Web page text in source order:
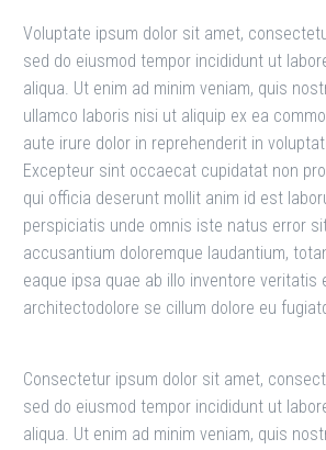
Voluptate ipsum dolor sit amet,
sed do eiusmod tempor incididunt ut
aliqua. Ut enim ad minim veniam, quis
ullamco laboris nisi ut aliquip ex ea
aute irure dolor in reprehenderit in
Excepteur sint occaecat cupidatat non
qui officia deserunt mollit anim id est
perspiciatis unde omnis iste natus error
accusantium doloremque laudantium,
eaque ipsa quae ab illo inventore veritatis
architectodolore se cillum dolore eu
Consectetur ipsum dolor sit amet,
sed do eiusmod tempor incididunt ut
aliqua. Ut enim ad minim veniam, quis